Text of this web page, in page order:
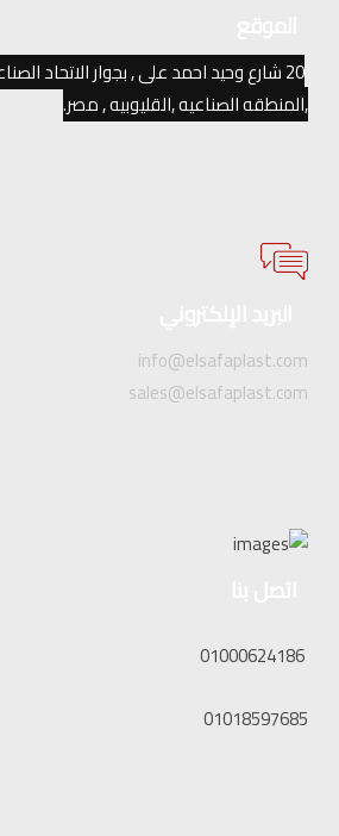
20 شارع وحيد احمد على , بجوار الاتحاد
,المنطقه الصناعيه ,القليوبيه , مصر.
info@elsafaplast.com
sales@elsafaplast.com
01000624186
01018597685